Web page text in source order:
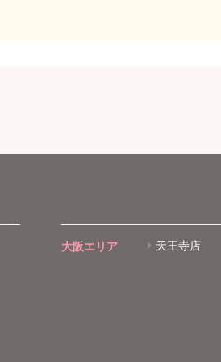
大阪エリア 天王寺店